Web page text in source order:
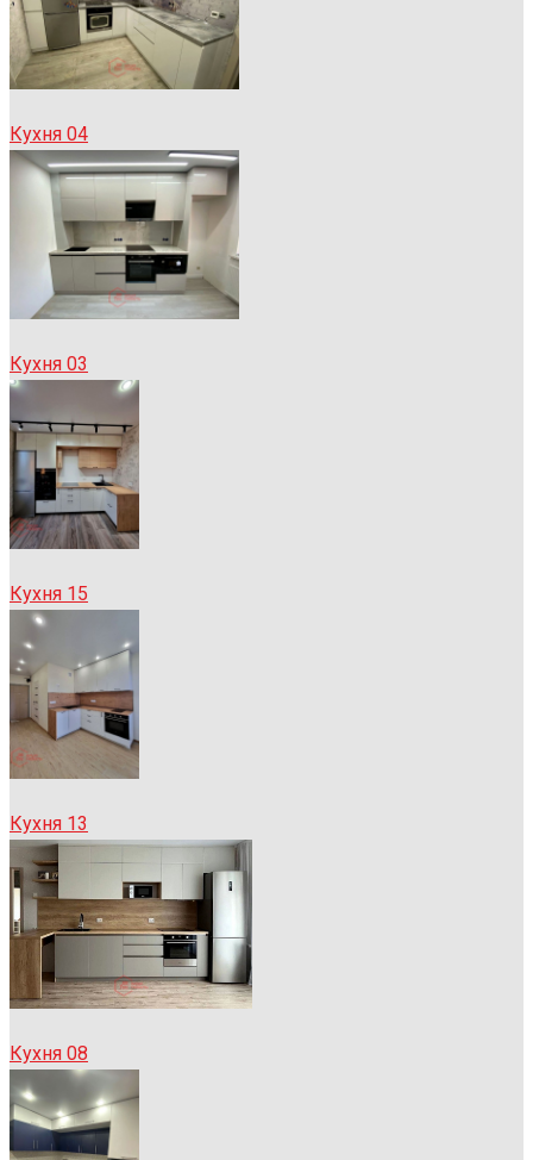
Кухня 04
Кухня 03
Кухня 15
Кухня 13
Кухня 08